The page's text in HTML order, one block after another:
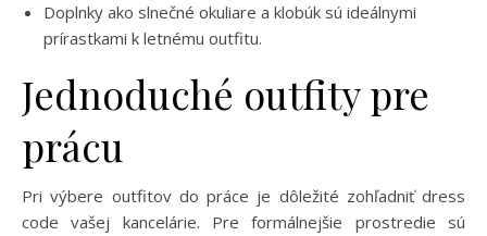
Doplnky ako slnečné okuliare a klobúk sú ideálnymi
prírastkami k letnému outfitu.
Jednoduché outfity pre
prácu
Pri výbere outfitov do práce je dôležité zohľadniť dress
code vašej kancelárie. Pre formálnejšie prostredie sú